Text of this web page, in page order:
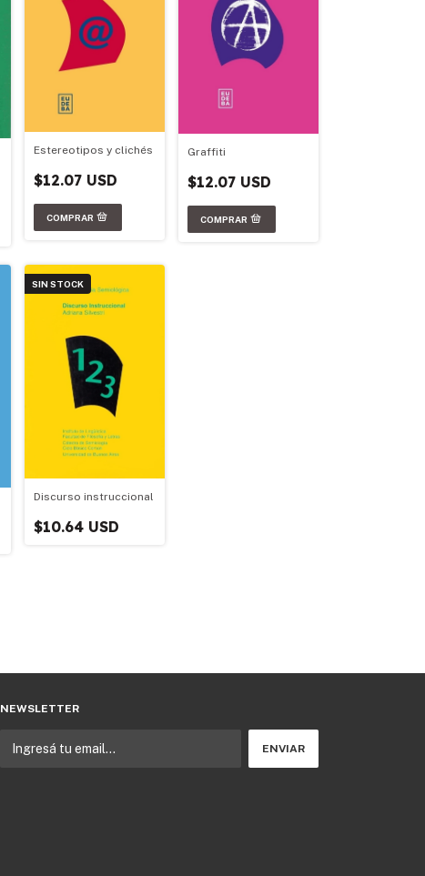
Estereotipos y clichés
$12.07 USD
Graffiti
$12.07 USD
SIN STOCK
Discurso instruccional
$10.64 USD
NEWSLETTER